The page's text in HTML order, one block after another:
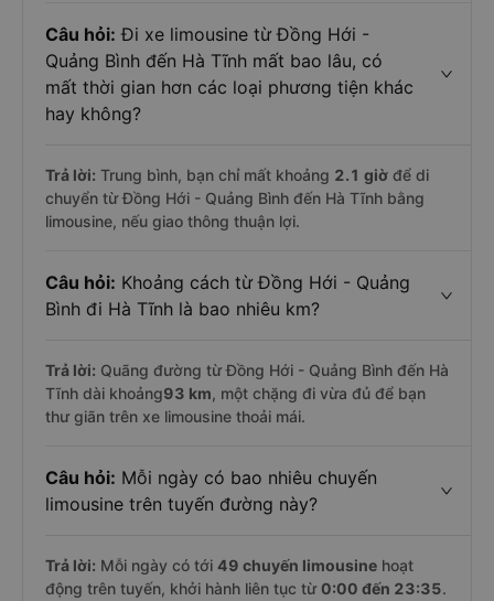
Câu hỏi: Đi xe limousine từ Đồng Hới -
Quảng Bình đến Hà Tĩnh mất bao lâu, có
mất thời gian hơn các loại phương tiện khác
hay không?
Trả lời: Trung bình, bạn chỉ mất khoảng 2.1 giờ để di
chuyển từ Đồng Hới - Quảng Bình đến Hà Tĩnh bằng
limousine, nếu giao thông thuận lợi.
Câu hỏi: Khoảng cách từ Đồng Hới - Quảng
Bình đi Hà Tĩnh là bao nhiêu km?
Trả lời: Quãng đường từ Đồng Hới - Quảng Bình đến Hà
Tĩnh dài khoảng93 km, một chặng đi vừa đủ để bạn
thư giãn trên xe limousine thoải mái.
Câu hỏi: Mỗi ngày có bao nhiêu chuyến
limousine trên tuyến đường này?
Trả lời: Mỗi ngày có tới 49 chuyến limousine hoạt
động trên tuyến, khởi hành liên tục từ0:00 đến 23:35.